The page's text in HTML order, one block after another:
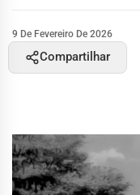
9 De Fevereiro De 2026
Compartilhar